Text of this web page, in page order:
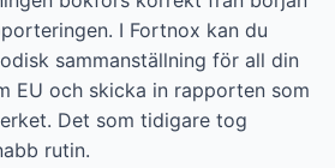
I Fortnox kan du
sammanställning för all din
EU och skicka in rapporten som
Det som tidigare tog
rutin.